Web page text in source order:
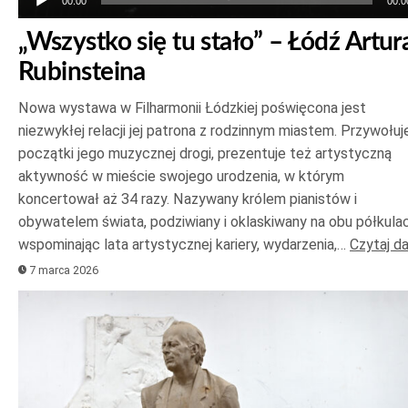
„Wszystko się tu stało” – Łódź
Rubinsteina
Nowa wystawa w Filharmonii Łódzkiej poświęcona jest
niezwykłej relacji jej patrona z rodzinnym miastem.
początki jego muzycznej drogi, prezentuje też artystyczną
aktywność w mieście swojego urodzenia, w którym
koncertował aż 34 razy. Nazywany królem pianistów i
obywatelem świata, podziwiany i oklaskiwany na obu
wspominając lata artystycznej kariery, wydarzenia,… Czytaj
7 marca 2026
dźwiękowych